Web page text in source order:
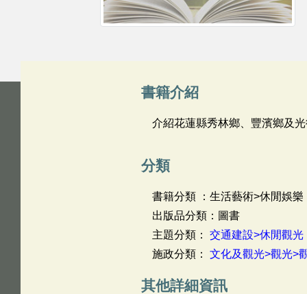
書籍介紹
介紹花蓮縣秀林鄉、豐濱鄉及
分類
書籍分類 ：生活藝術>休閒娛
出版品分類：圖書
主題分類： 交通建設>休閒觀光
施政分類： 文化及觀光>觀光>
其他詳細資訊